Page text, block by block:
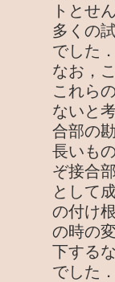
トとせ
多くの
でした
なお，
これら
ないと
合部の
長いも
ぞ接合
として
の付け
の時の
下する
でした